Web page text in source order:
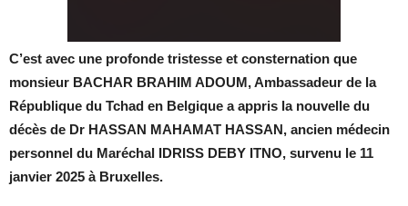
C’est avec une profonde tristesse et consternation que
monsieur BACHAR BRAHIM ADOUM, Ambassadeur de la
République du Tchad en Belgique a appris la nouvelle du
décès de Dr HASSAN MAHAMAT HASSAN, ancien médecin
personnel du Maréchal IDRISS DEBY ITNO, survenu le 11
janvier 2025 à Bruxelles.